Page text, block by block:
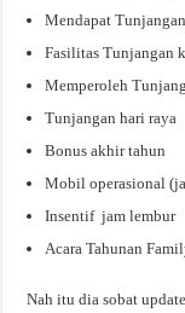
Mendapat
Fasilitas Tunjangan
Memperoleh
Tunjangan hari raya
Bonus akhir tahun
Mobil operasional
Insentif jam lembur
Acara Tahunan
Nah itu dia sobat